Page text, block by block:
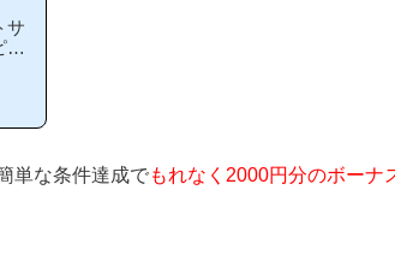
サ
タ
に
進単な条件達成でもれなく2000円分のボーナ